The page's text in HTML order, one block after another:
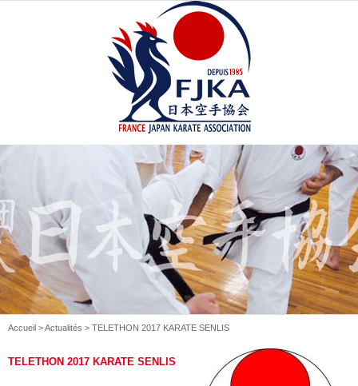
Accueil >Actualités > TELETHON 2017 KARATE SENLIS
TELETHON 2017 KARATE SENLIS